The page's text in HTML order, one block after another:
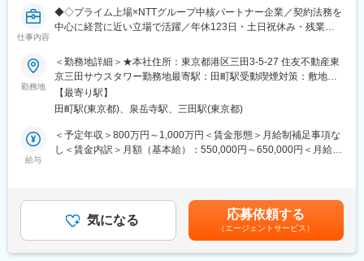
■ポジションの特徴
の専門性を高められる！
監査対応や法規制対応を通じて会社全体の管理水準向上に直接貢
献できる！
配属は管理部を予定しており、品質保証および環境管理に関わる
担当者と連携しながら業務を推進します。
特殊合金「パーマロイ」の独自の加工技術を強みに、医療研究機
関や半導体メーカーなど、社会基盤を支える分野に対して貢献し
ています。
仕事内容
◆◇プライム上場×NTTグループ中核パートナー企業／契約法務を
中心に経営に近い立場で活躍／年休123日・土日祝休み・残業ほ
■業務内容
法務担当部長として、契約法務や法律相談を中心に総務部門とも
連携しながら会社運営を支えていただきます。法務が主軸のた
め、専門知識を発揮しながら組織づくりにも携われる環境です。
事業部門からの相談も多く、各部署のパートナーとして経営判断
を法務面からサポートしていく重要な役割を担います。
建設業法・労務関連の法律相談対応
新規事業や制度改定に伴うリスクチェック
各種規程類（就業規則 等）の法的観点からの見直し
勤務地
＜勤務地詳細＞★本社住所：東京都港区三田3-5-27 住友不動産東
京三田サウスタワー勤務地最寄駅：田町駅受動喫煙対策：敷地内
喫煙可能場所あり変更の範囲：会社の定める事業所（リモートワ
ーク含む）
【最寄り駅】
田町駅(東京都)、泉岳寺駅、三田駅(東京都)
給与
＜予定年収＞800万円～1,000万円＜賃金形態＞月給制補足事項な
し＜賃金内訳＞月額（基本給）：550,000円～650,000円＜月給＞
気になる 応募依頼する
（エージェントサービス）